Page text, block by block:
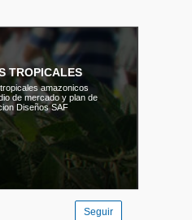
TROPICALES
amazonicos
de mercado y plan de
Diseños SAF
Seguir